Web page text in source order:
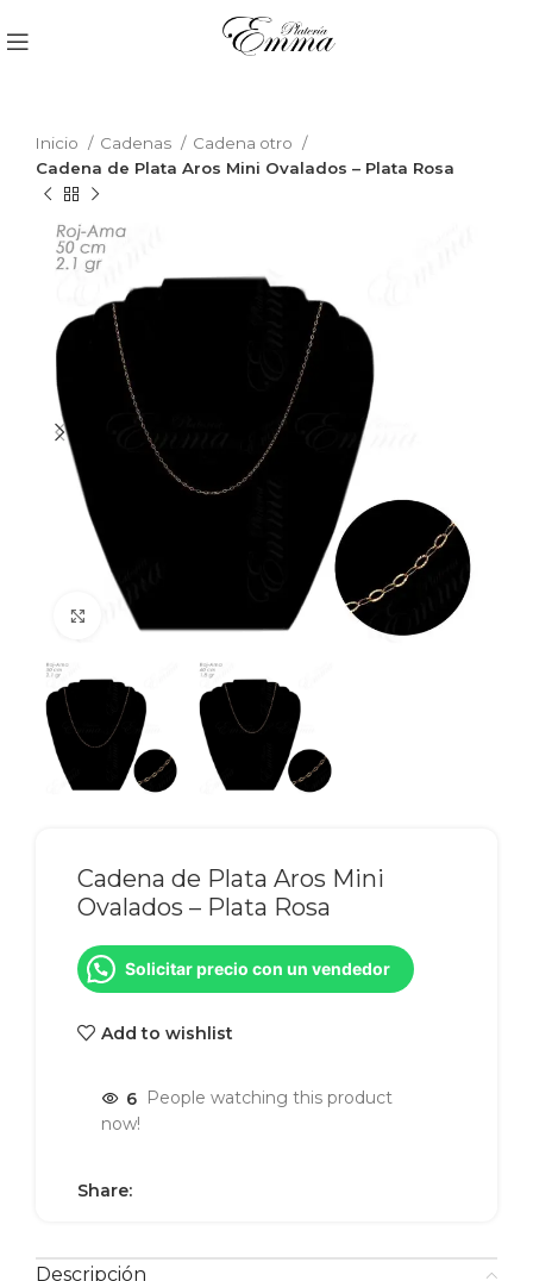
Inicio Cadenas
Cadena otro
Cadena de Plata Aros Mini Ovalados – Plata Rosa
Click to enlarge
Cadena de Plata Aros Mini
Ovalados – Plata Rosa
Solicitar precio con un vendedor
Add to wishlist
6 People watching this product
now!
Share:
Descripción